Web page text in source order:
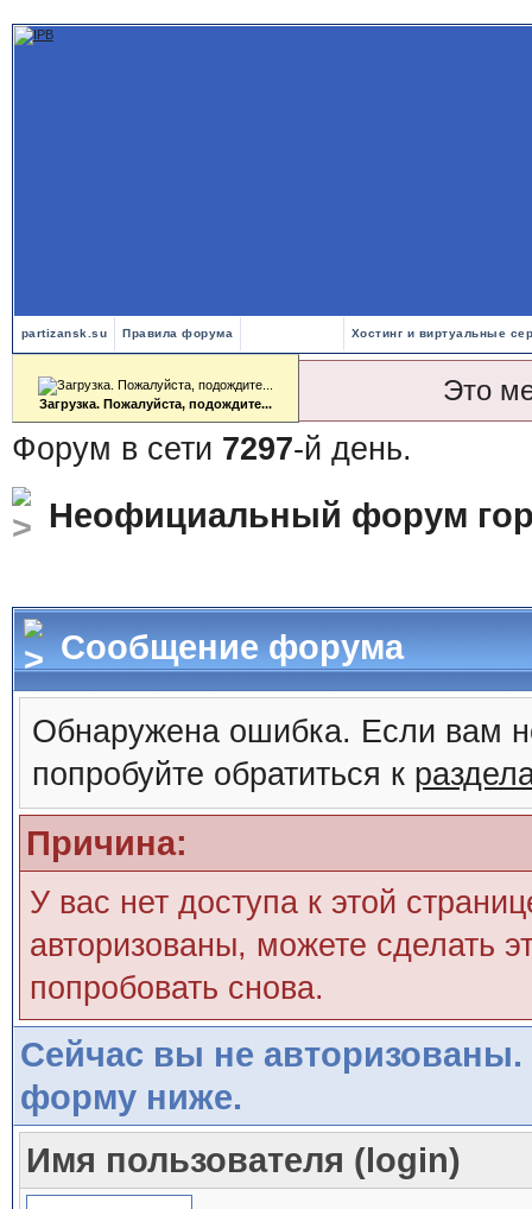
partizansk.su Правила форума Хостинг и виртуальные
Загрузка. Пожалуйста, подождите... Это
Форум в сети 7297-й день.
Неофициальный форум
Сообщение форума
Обнаружена ошибка. Если вам
попробуйте обратиться к
Причина:
У вас нет доступа к этой
авторизованы, можете сделать
попробовать снова.
Сейчас вы не авторизованы.
форму ниже.
Имя пользователя (login)